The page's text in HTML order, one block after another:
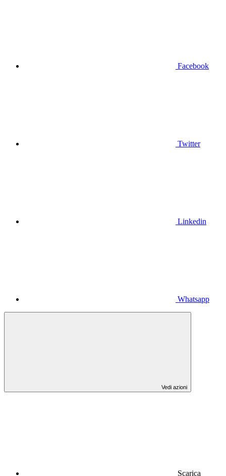
Facebook
Twitter
Linkedin
Whatsapp
Vedi azioni
Scarica